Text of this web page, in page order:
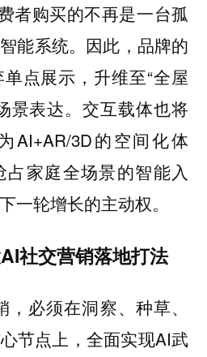
者购买的不再是一台孤
能系统。因此，品牌的
点展示，升维至“全屋
景表达。交互载体也将
AI+AR/3D的空间化体
家庭全场景的智能入
一轮增长的主动权。
社交营销落地打法
必须在洞察、种草、
节点上，全面实现AI武